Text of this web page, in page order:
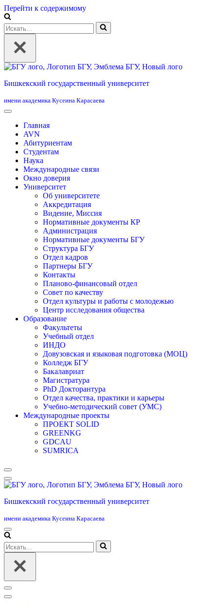
Перейти к содержимому
Искать...
Бишкекский государственный университет
имени академика Кусеина Карасаева
Главная
AVN
Абитуриентам
Студентам
Наука
Международные связи
Окно доверия
Университет
Об университете
Аккредитация
Видение, Миссия
Нормативные документы КР
Администрация
Нормативные документы БГУ
Структура БГУ
Отдел кадров
Партнеры БГУ
Контакты
Планово-финансовый отдел
Совет по качеству
Отдел культуры и работы с молодежью
Центр исследования общества
Образование
Факультеты
Учебный отдел
ИНДО
Довузовская и языковая подготовка (МОЦ)
Колледж БГУ
Бакалавриат
Магистратура
PhD Докторантура
Отдел качества, практики и карьеры
Учебно-методический совет (УМС)
Международные проекты
ПРОЕКТ SOLID
GREENKG
GDCAU
SUMRICA
Меню
навигации
Бишкекский государственный университет
имени академика Кусеина Карасаева
Меню
навигации
Искать...
Меню
навигации